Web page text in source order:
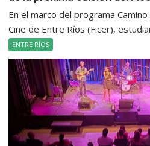
En el marco del programa
Cine de Entre Ríos (Ficer),
ENTRE RÍOS